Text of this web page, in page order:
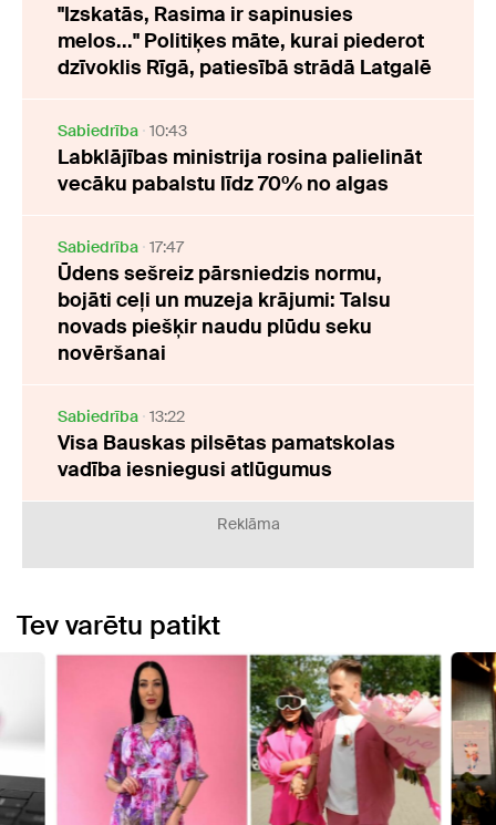
"Izskatās, Rasima ir sapinusies
melos..." Politiķes māte, kurai piederot
dzīvoklis Rīgā, patiesībā strādā Latgalē
Sabiedrība 10:43
Labklājības ministrija rosina palielināt
vecāku pabalstu līdz 70% no algas
Sabiedrība 17:47
Ūdens sešreiz pārsniedzis normu,
bojāti ceļi un muzeja krājumi: Talsu
novads piešķir naudu plūdu seku
novēršanai
Sabiedrība 13:22
Visa Bauskas pilsētas pamatskolas
vadība iesniegusi atlūgumus
Reklāma
Tev varētu patikt